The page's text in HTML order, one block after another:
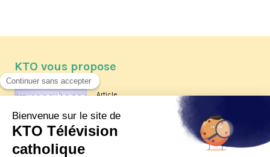
KTO vous propose
Article
Les reportages d'été 2026 de KTO